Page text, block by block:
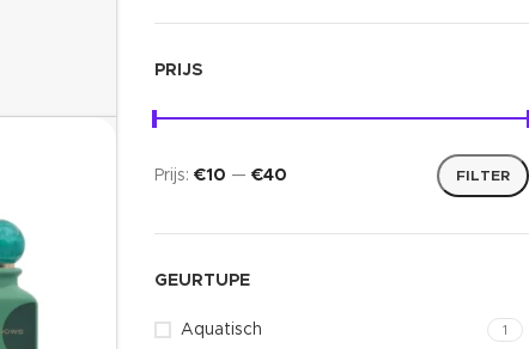
PRIJS
FILTER
Prijs: €10 — €40
GEURTUPE
Aquatisch 1